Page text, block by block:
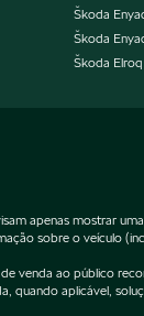
Škoda
Škoda
Škoda Elroq
apenas mostrar
sobre o veículo
venda ao público
quando aplicável,